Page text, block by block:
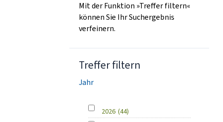
Mit der Funktion »Treffer filtern«
können Sie Ihr Suchergebnis
verfeinern.
Treffer filtern
Jahr
2026 (44)